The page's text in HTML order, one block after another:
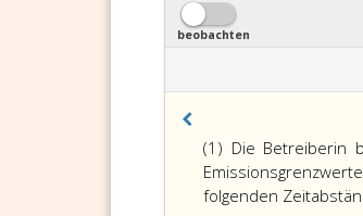
beobachten
(1) Die Betreiberin
folgenden